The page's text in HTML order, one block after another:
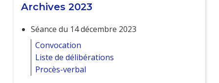
Archives 2023
Séance du 14 décembre 2023
Convocation
Liste de délibérations
Procès-verbal